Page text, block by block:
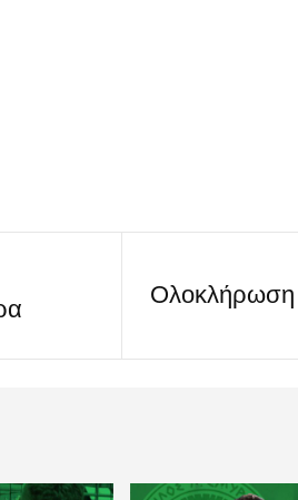
Ολοκλήρωση